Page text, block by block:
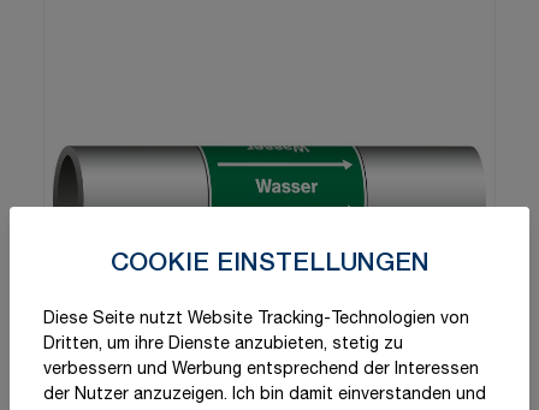
COOKIE EINSTELLUNGEN
Diese Seite nutzt Website Tracking-Technologien von
Dritten, um ihre Dienste anzubieten, stetig zu
verbessern und Werbung entsprechend der Interessen
der Nutzer anzuzeigen. Ich bin damit einverstanden und